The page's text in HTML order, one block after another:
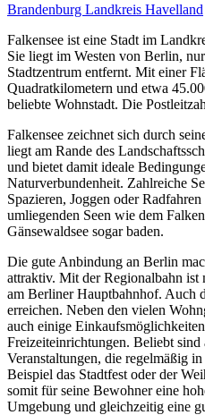
Brandenburg Landkreis Havelland
Falkensee ist eine Stadt im
Sie liegt im Westen von Berlin,
Stadtzentrum entfernt. Mit einer
Quadratkilometern und etwa
beliebte Wohnstadt. Die
Falkensee zeichnet sich durch
liegt am Rande des
und bietet damit ideale
Naturverbundenheit. Zahlreiche
Spazieren, Joggen oder
umliegenden Seen wie dem
Gänsewaldsee sogar baden.
Die gute Anbindung an Berlin
attraktiv. Mit der Regionalbahn
am Berliner Hauptbahnhof. Auch
erreichen. Neben den vielen
auch einige
Freizeiteinrichtungen. Beliebt sind
Veranstaltungen, die regelmäßig
Beispiel das Stadtfest oder der
somit für seine Bewohner eine
Umgebung und gleichzeitig eine